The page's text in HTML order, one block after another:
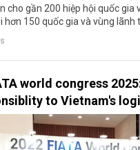
cho gần 200 hiệp hội quốc gia
hơn 150 quốc gia và vùng lãnh
world congress
to Vietnam's